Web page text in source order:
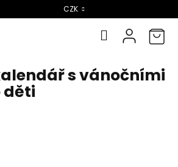
CZK
s vánočními
děti